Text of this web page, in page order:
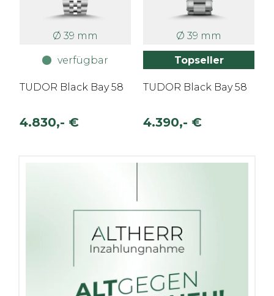
Ø 39 mm
verfügbar
TUDOR Black Bay 58
4.830,- €
Ø 39 mm
Topseller
TUDOR Black Bay 58
4.390,- €